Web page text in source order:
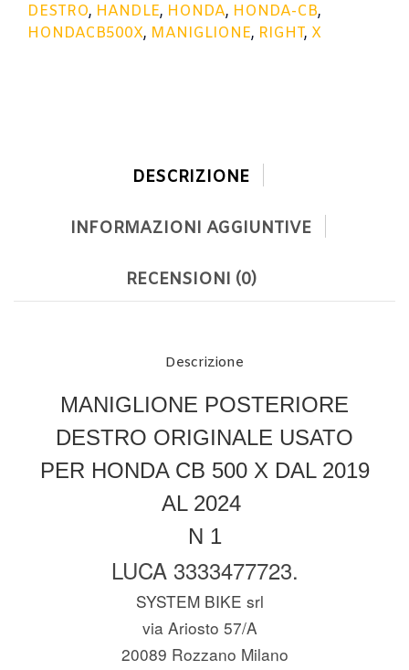
DESTRO, HANDLE, HONDA, HONDA-CB,
HONDACB500X, MANIGLIONE, RIGHT, X
DESCRIZIONE
INFORMAZIONI AGGIUNTIVE
RECENSIONI (0)
Descrizione
MANIGLIONE POSTERIORE
DESTRO ORIGINALE USATO
PER HONDA CB 500 X DAL 2019
AL 2024
N 1
LUCA 3333477723.
SYSTEM BIKE srl
via Ariosto 57/A
20089 Rozzano Milano